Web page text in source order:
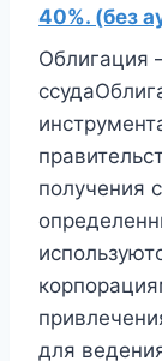
40%. (без
Облигация
получения
для